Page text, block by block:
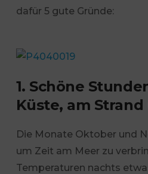
dafür 5 gute Gründe:
1. Schöne
Küste, am
Die Monate Oktober und
um Zeit am Meer zu
Temperaturen nachts